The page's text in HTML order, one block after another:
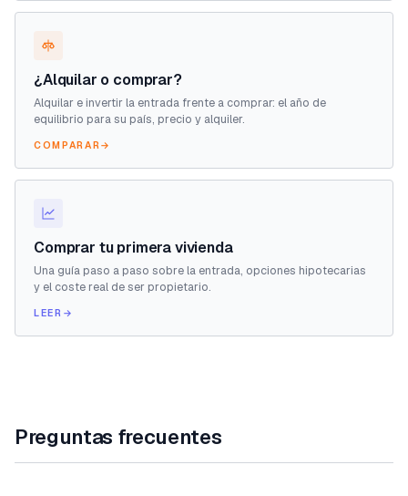
¿Alquilar o comprar?
Alquilar e invertir la entrada frente a comprar: el año de
equilibrio para su país, precio y alquiler.
COMPARAR→
Comprar tu primera vivienda
Una guía paso a paso sobre la entrada, opciones hipotecarias
y el coste real de ser propietario.
LEER →
Preguntas frecuentes